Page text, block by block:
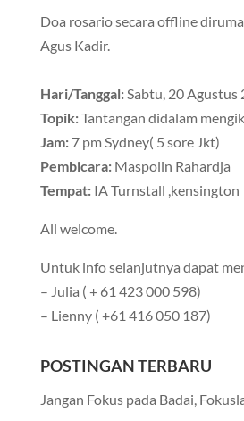
Doa rosario secara offline
Agus Kadir.
Hari/Tanggal:Sabtu, 20 Agustus
Topik:Tantangan didalam
Jam:7 pm Sydney( 5 sore Jkt)
Pembicara:Maspolin Rahardja
Tempat:IA Turnstall ,kensington
All welcome.
Untuk info selanjutnya dapat
– Julia ( + 61 423 000 598)
– Lienny ( +61 416 050 187)
POSTINGAN TERBARU
Jangan Fokus pada Badai,